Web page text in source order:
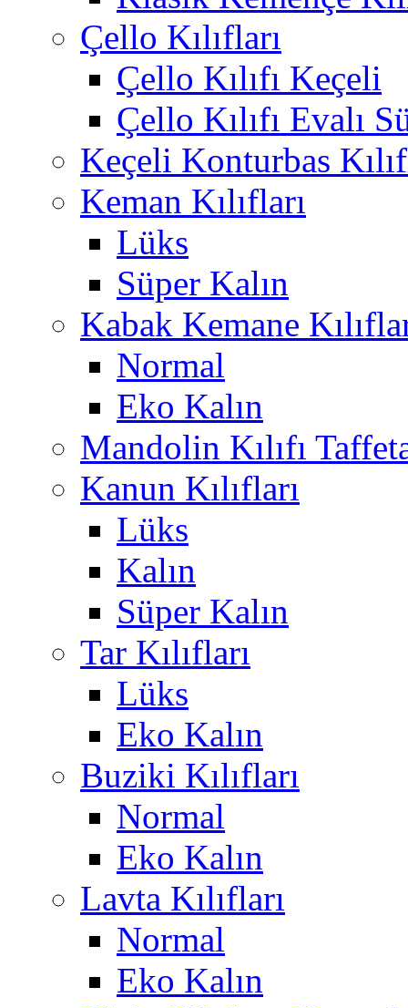
Çello Kılıfları
Çello Kılıfı Keçeli
Çello Kılıfı Evalı
Keçeli Konturbas
Keman Kılıfları
Lüks
Süper Kalın
Kabak Kemane
Normal
Eko Kalın
Mandolin Kılıfı
Kanun Kılıfları
Lüks
Kalın
Süper Kalın
Tar Kılıfları
Lüks
Eko Kalın
Buziki Kılıfları
Normal
Eko Kalın
Lavta Kılıfları
Normal
Eko Kalın